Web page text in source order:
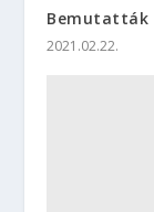
Bemutatták
2021.02.22.